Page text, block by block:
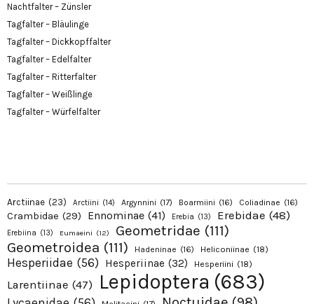
Nachtfalter – Zünsler
Tagfalter – Bläulinge
Tagfalter – Dickkopffalter
Tagfalter – Edelfalter
Tagfalter – Ritterfalter
Tagfalter – Weißlinge
Tagfalter – Würfelfalter
Arctiinae (23) Arctiini (14) Argynnini (17) Boarmiini (16) Coliadinae (16)
Crambidae (29) Ennominae (41) Erebia (13) Erebidae (48)
Erebiina (13) Eumaeini (12) Geometridae (111)
Geometroidea (111) Hadeninae (16) Heliconiinae (18)
Hesperiidae (56) Hesperiinae (32) Hesperiini (18)
Larentiinae (47) Lepidoptera (683)